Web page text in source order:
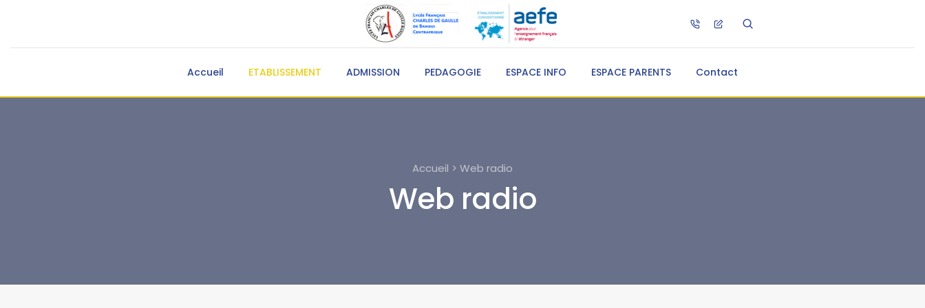
Accueil ETABLISSEMENT ADMISSION PEDAGOGIE ESPACE INFO ESPACE PARENTS Contact
Accueil > Web radio
Web radio